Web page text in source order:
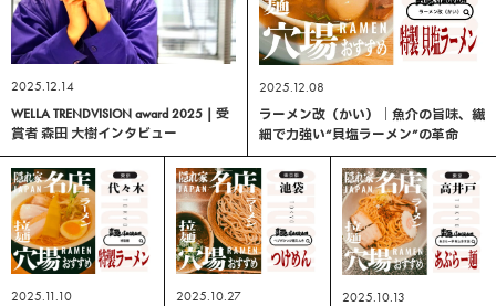
2025.12.14
WELLA TRENDVISION award 2025 | 受
賞者 森田 大樹インタビュー
2025.12.08
ラーメン改（かい）｜魚介の旨味、繊
細で力強い“貝塩ラーメン”の革命
2025.11.10
2025.10.27
2025.10.13